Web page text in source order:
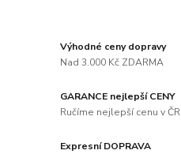
Výhodné ceny dopravy
Nad 3.000 Kč ZDARMA
GARANCE nejlepší CENY
Ručíme nejlepší cenu v ČR
Expresní DOPRAVA